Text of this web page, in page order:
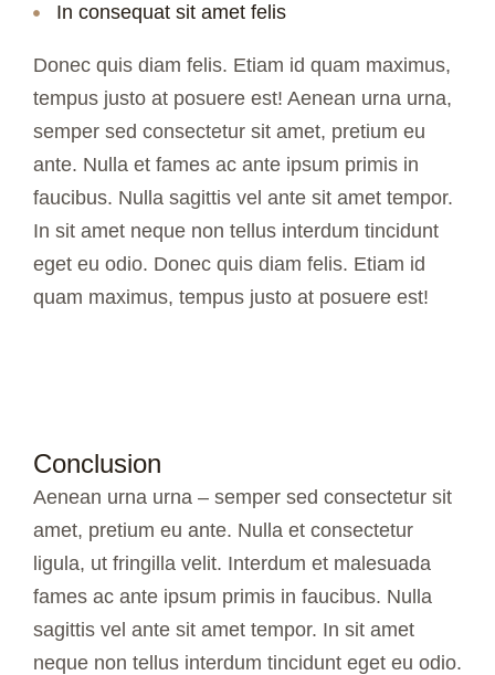
In consequat sit amet felis
Donec quis diam felis. Etiam id quam maximus,
tempus justo at posuere est! Aenean urna urna,
semper sed consectetur sit amet, pretium eu
ante. Nulla et fames ac ante ipsum primis in
faucibus. Nulla sagittis vel ante sit amet tempor.
In sit amet neque non tellus interdum tincidunt
eget eu odio. Donec quis diam felis. Etiam id
quam maximus, tempus justo at posuere est!
Conclusion
Aenean urna urna – semper sed consectetur sit
amet, pretium eu ante. Nulla et consectetur
ligula, ut fringilla velit. Interdum et malesuada
fames ac ante ipsum primis in faucibus. Nulla
sagittis vel ante sit amet tempor. In sit amet
neque non tellus interdum tincidunt eget eu odio.